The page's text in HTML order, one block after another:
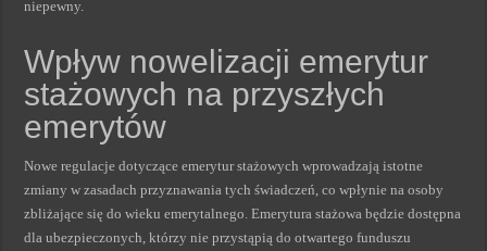
niepewny.
Wpływ nowelizacji emerytur
stażowych na przyszłych
emerytów
Nowe regulacje dotyczące emerytur stażowych wprowadzają istotne
zmiany w zasadach przyznawania tych świadczeń, co wpłynie na osoby
zbliżające się do wieku emerytalnego. Emerytura stażowa będzie dostępna
dla ubezpieczonych, którzy nie przystąpią do otwartego funduszu